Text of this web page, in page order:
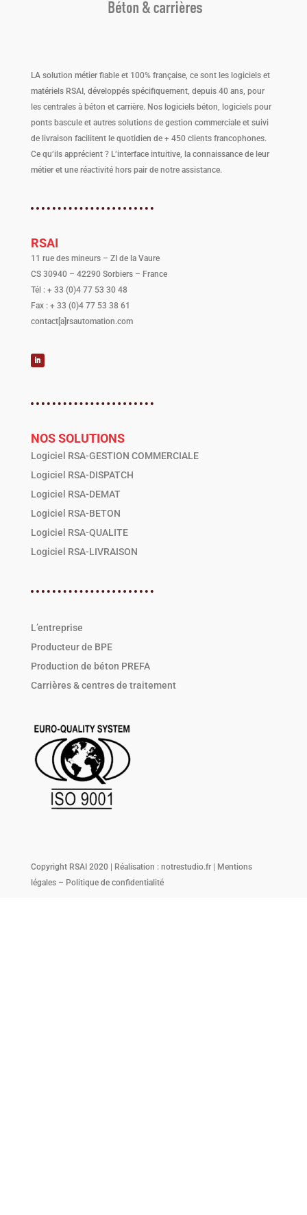
LA solution métier fiable et 100% française, ce sont les logiciels et
matériels RSAI, développés spécifiquement, depuis 40 ans, pour
les centrales à béton et carrière. Nos logiciels béton, logiciels pour
ponts bascule et autres solutions de gestion commerciale et suivi
de livraison facilitent le quotidien de + 450 clients francophones.
Ce qu’ils apprécient ? L’interface intuitive, la connaissance de leur
métier et une réactivité hors pair de notre assistance.
RSAI
11 rue des mineurs – ZI de la Vaure
CS 30940 – 42290 Sorbiers – France
Tél : + 33 (0)4 77 53 30 48
Fax : + 33 (0)4 77 53 38 61
contact[a]rsautomation.com
NOS SOLUTIONS
Logiciel RSA-GESTION COMMERCIALE
Logiciel RSA-DISPATCH
Logiciel RSA-DEMAT
Logiciel RSA-BETON
Logiciel RSA-QUALITE
Logiciel RSA-LIVRAISON
L’entreprise
Producteur de BPE
Production de béton PREFA
Carrières & centres de traitement
Copyright RSAI 2020 | Réalisation : notrestudio.fr|
Mentions
légales– Politique de confidentialité